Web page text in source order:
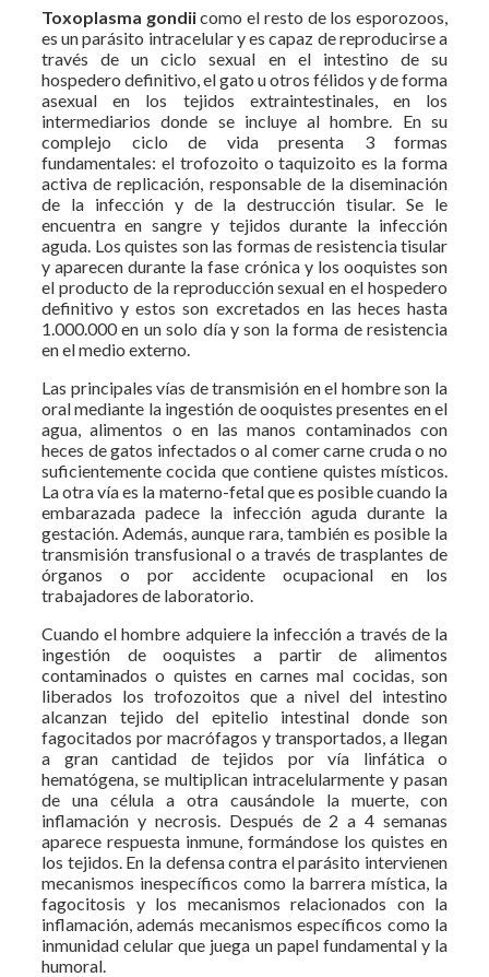
Toxoplasma gondiicomo el resto de los esporozoos,
es un parásito intracelular y es capaz de reproducirse a
través de un ciclo sexual en el intestino de su
hospedero definitivo, el gato u otros félidos y de forma
asexual en los tejidos extraintestinales, en los
intermediarios donde se incluye al hombre. En su
complejo ciclo de vida presenta 3 formas
fundamentales: el trofozoito o taquizoito es la forma
activa de replicación, responsable de la diseminación
de la infección y de la destrucción tisular. Se le
encuentra en sangre y tejidos durante la infección
aguda. Los quistes son las formas de resistencia tisular
y aparecen durante la fase crónica y los ooquistes son
el producto de la reproducción sexual en el hospedero
definitivo y estos son excretados en las heces hasta
1.000.000 en un solo día y son la forma de resistencia
en el medio externo.
Las principales vías de transmisión en el hombre son la
oral mediante la ingestión de ooquistes presentes en el
agua, alimentos o en las manos contaminados con
heces de gatos infectados o al comer carne cruda o no
suficientemente cocida que contiene quistes místicos.
La otra vía es la materno-fetal que es posible cuando la
embarazada padece la infección aguda durante la
gestación. Además, aunque rara, también es posible la
transmisión transfusional o a través de trasplantes de
órganos o por accidente ocupacional en los
trabajadores de laboratorio.
Cuando el hombre adquiere la infección a través de la
ingestión de ooquistes a partir de alimentos
contaminados o quistes en carnes mal cocidas, son
liberados los trofozoitos que a nivel del intestino
alcanzan tejido del epitelio intestinal donde son
fagocitados por macrófagos y transportados, a llegan
a gran cantidad de tejidos por vía linfática o
hematógena, se multiplican intracelularmente y pasan
de una célula a otra causándole la muerte, con
inflamación y necrosis. Después de 2 a 4 semanas
aparece respuesta inmune, formándose los quistes en
los tejidos. En la defensa contra el parásito intervienen
mecanismos inespecíficos como la barrera mística, la
fagocitosis y los mecanismos relacionados con la
inflamación, además mecanismos específicos como la
inmunidad celular que juega un papel fundamental y la
humoral.